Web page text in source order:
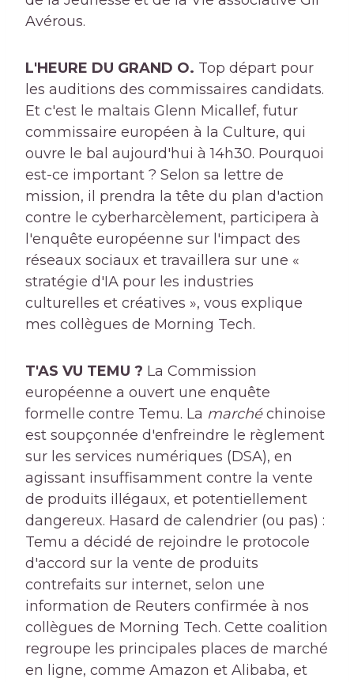
Avérous.
L'HEURE DU GRAND O. Top départ pour
les auditions des commissaires candidats.
Et c'est le maltais Glenn Micallef, futur
commissaire européen à la Culture, qui
ouvre le bal aujourd'hui à 14h30. Pourquoi
est-ce important ? Selon sa lettre de
mission, il prendra la tête du plan d'action
contre le cyberharcèlement, participera à
l'enquête européenne sur l'impact des
réseaux sociaux et travaillera sur une «
stratégie d'IA pour les industries
culturelles et créatives », vous explique
mes collègues de Morning Tech.
T'AS VU TEMU ? La Commission
européenne a ouvert une enquête
formelle contre Temu. La marchéchinoise
est soupçonnée d'enfreindre le règlement
sur les services numériques (DSA), en
agissant insuffisamment contre la vente
de produits illégaux, et potentiellement
dangereux. Hasard de calendrier (ou pas) :
Temu a décidé de rejoindre le protocole
d'accord sur la vente de produits
contrefaits sur internet, selon une
information de Reuters confirmée à nos
collègues de Morning Tech. Cette coalition
regroupe les principales places de marché
en ligne, comme Amazon et Alibaba, et